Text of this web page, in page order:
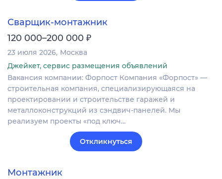
Сварщик-монтажник
120 000–200 000 ₽
23 июля 2026 Москва
Джейкет, сервис размещения объявлений
Вакансия компании: Форпост Компания «Форпост» —
строительная компания, специализирующаяся на
проектировании и строительстве гаражей и
металлоконструкций из сэндвич-панелей. Мы
реализуем проекты «под ключ…
Откликнуться
Монтажник